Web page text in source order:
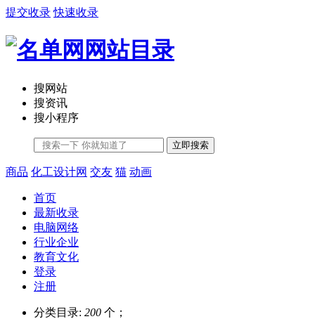
提交收录 快速收录
搜网站
搜资讯
搜小程序
立即搜索
商品 化工设计网 交友 猫 动画
首页
最新收录
电脑网络
行业企业
教育文化
登录
注册
分类目录: 200 个；